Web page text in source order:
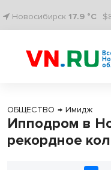
Новосибирск 17.9 °C
ОБЩЕСТВО → Имидж
Ипподром в
рекордное